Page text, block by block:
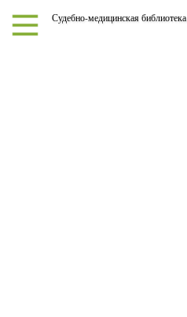
Судебно-медицинская библиотека